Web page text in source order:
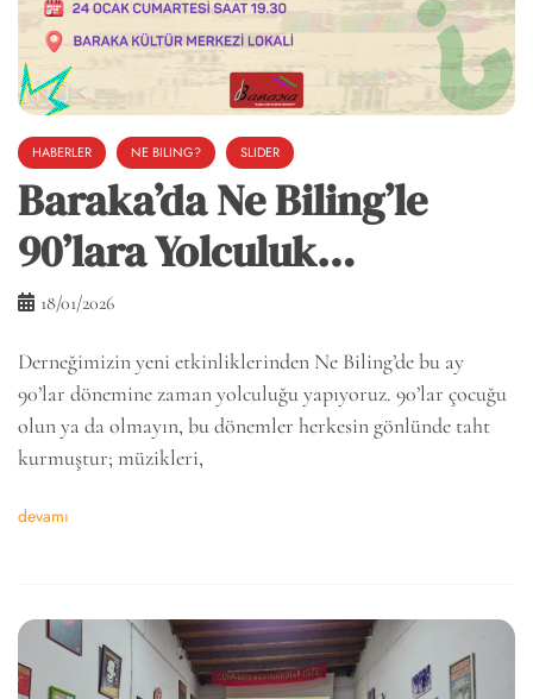
HABERLER NE BILING? SLIDER
Baraka’da Ne Biling’le
90’lara Yolculuk…
18/01/2026
Derneğimizin yeni etkinliklerinden Ne Biling’de bu ay
90’lar dönemine zaman yolculuğu yapıyoruz. 90’lar çocuğu
olun ya da olmayın, bu dönemler herkesin gönlünde taht
kurmuştur; müzikleri,
devamı